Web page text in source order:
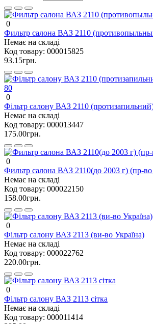
0
Фильтр салона ВАЗ 2110
Немає на складі
Код товару: 000015825
93.15грн.
0
Фільтр салону ВАЗ 2110
Немає на складі
Код товару: 000013447
175.00грн.
0
Фильтр салона ВАЗ 2110(до 2003 г) (пр-
Немає на складі
Код товару: 000022150
158.00грн.
0
Фільтр салону ВАЗ 2113 (ви-во Україна)
Немає на складі
Код товару: 000022762
220.00грн.
0
Фільтр салону ВАЗ 2113 сітка
Немає на складі
Код товару: 000011414